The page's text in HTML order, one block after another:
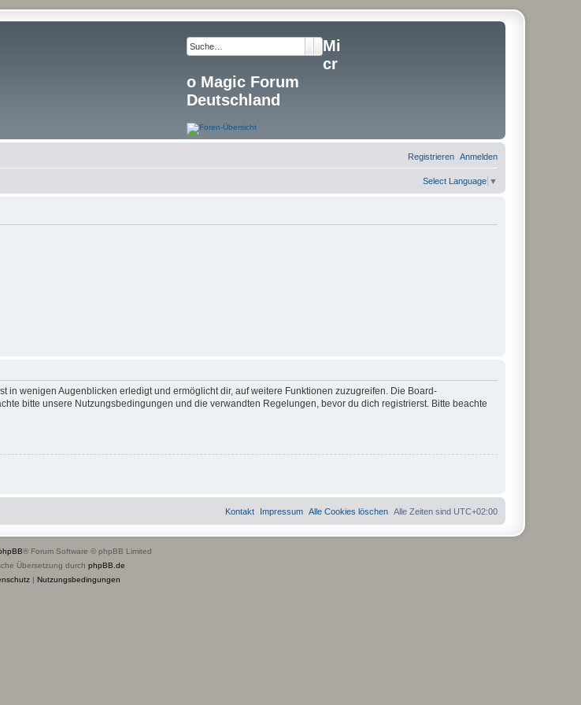
Suche
Erweiterte Suche
Mi
cr
o Magic Forum
Deutschland
Anmelden
Registrieren
Select Language ▼
wenigen Augenblicken erledigt und ermöglicht dir, auf weitere Funktionen zuzugreifen. Die Board-
bitte unsere Nutzungsbedingungen und die verwandten Regelungen, bevor du dich registrierst. Bitte beachte
Alle Zeiten sind UTC+02:00
Alle Cookies löschen
Impressum
Kontakt
® Forum Software © phpBB Limited
Übersetzung durch phpBB.de
| Nutzungsbedingungen